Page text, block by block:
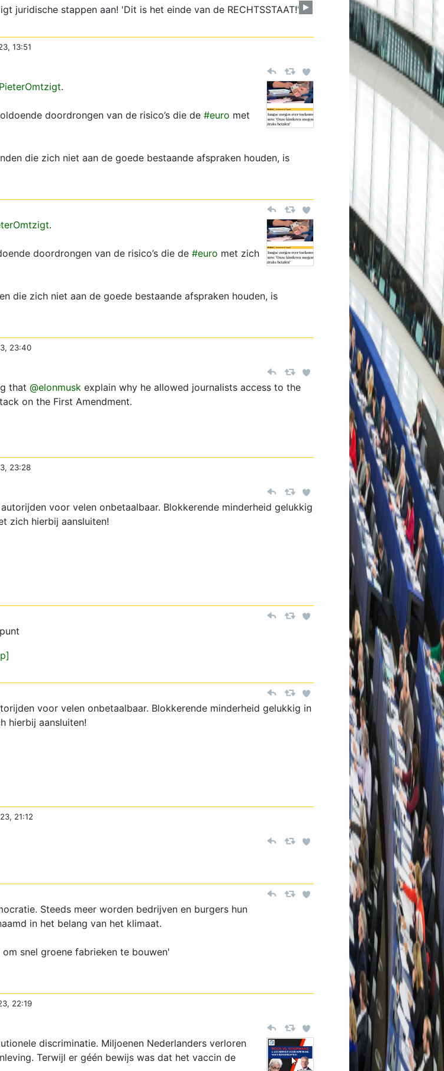
juridische stappen aan! 'Dit is het einde van de RECHTSSTAAT!'
13:51
.
doordrongen van de risico’s die de #euro met
die zich niet aan de goede bestaande afspraken houden, is
.
doordrongen van de risico’s die de #euro met zich
die zich niet aan de goede bestaande afspraken houden, is
23:40
that @elonmusk explain why he allowed journalists access to the
on the First Amendment.
23:28
autorijden voor velen onbetaalbaar. Blokkerende minderheid gelukkig
zich hierbij aansluiten!
voor velen onbetaalbaar. Blokkerende minderheid gelukkig in
hierbij aansluiten!
21:12
Steeds meer worden bedrijven en burgers hun
in het belang van het klimaat.
snel groene fabrieken te bouwen'
22:19
discriminatie. Miljoenen Nederlanders verloren
Terwijl er géén bewijs was dat het vaccin de